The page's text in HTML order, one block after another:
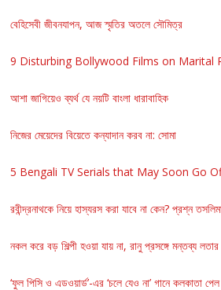
বেহিসেবী জীবনযাপন, আজ স্মৃতির অতলে সৌমিত্র
9 Disturbing Bollywood Films on Marital
আশা জাগিয়েও ব্যর্থ যে নয়টি বাংলা ধারাবাহিক
নিজের মেয়েদের বিয়েতে কন্যাদান করব না: সোমা
5 Bengali TV Serials that May Soon Go
রবীন্দ্রনাথকে নিয়ে হাস্যরস করা যাবে না কেন? প্রশ্ন
নকল করে বড় শিল্পী হওয়া যায় না, রানু প্রসঙ্গে মন্তব্য লতার
‘ফুল পিসি ও এডওয়ার্ড’-এর ‘চলে যেও না’ গানে কলকাতা